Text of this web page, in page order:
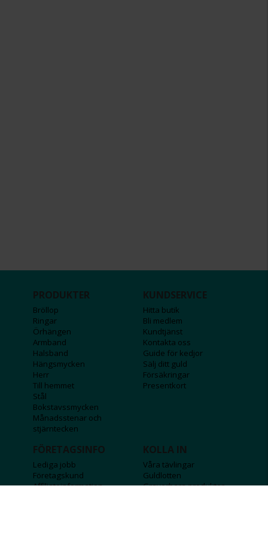
PRODUKTER
Bröllop
Ringar
Örhängen
Armband
Halsband
Hängsmycken
Herr
Till hemmet
Stål
Bokstavssmycken
Månadsstenar och
stjärntecken
KUNDSERVICE
Hitta butik
Bli medlem
Kundtjänst
Kontakta oss
Guide för kedjor
Sälj ditt guld
Försäkringar
Presentkort
FÖRETAGSINFO
Lediga jobb
Företagskund
Affiliateinformation
KOLLA IN
Våra tävlingar
Guldlotten
Graverbara produkter